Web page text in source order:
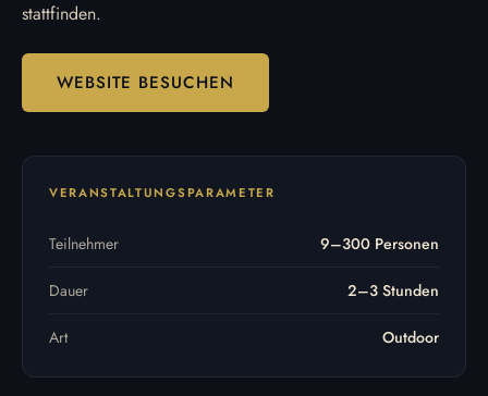
stattfinden.
WEBSITE BESUCHEN
VERANSTALTUNGSPARAMETER
Teilnehmer 9–300 Personen
Dauer 2–3 Stunden
Art Outdoor